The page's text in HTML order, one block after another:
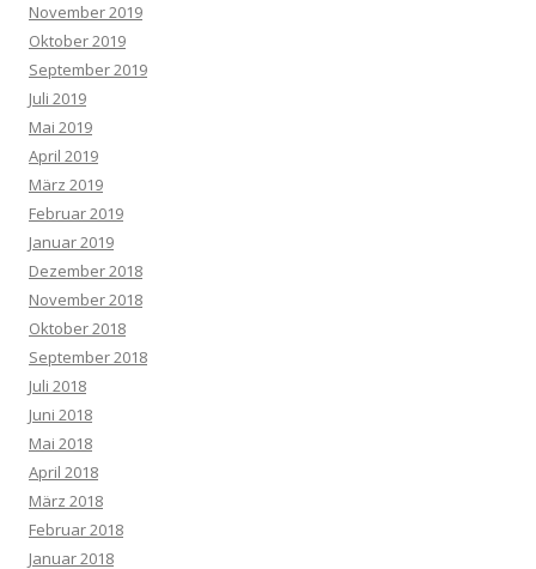
November 2019
Oktober 2019
September 2019
Juli 2019
Mai 2019
April 2019
März 2019
Februar 2019
Januar 2019
Dezember 2018
November 2018
Oktober 2018
September 2018
Juli 2018
Juni 2018
Mai 2018
April 2018
März 2018
Februar 2018
Januar 2018